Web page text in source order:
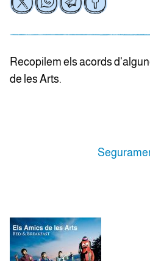
Recopilem els acords
de les Arts.